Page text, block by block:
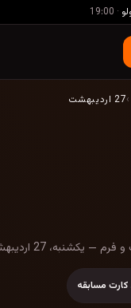
·
19:00
›27 اردیبهشت
ضرایب و فرم —
27 اردیبهشت 1405
کارت مسابقه